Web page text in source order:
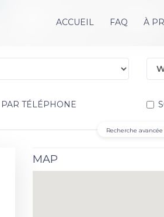
ACCUEIL FAQ À
TÉLÉPHONE
Recherche avancée
MAP